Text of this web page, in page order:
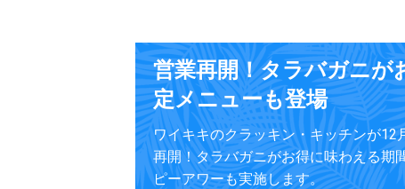
営業再開！タラバガニが
定メニューも登場
ワイキキのクラッキン・キッチンが12
再開！タラバガニがお得に味わえる期
ピーアワーも実施します。